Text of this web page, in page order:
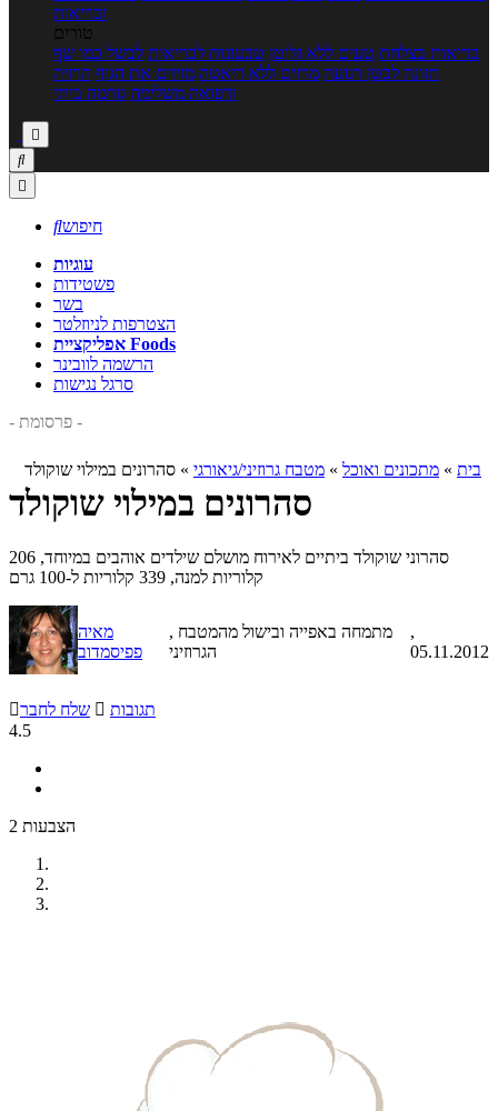
ובריאות
טורים
בריאות בצלחת טעים ללא גלוטן טבעונות לבריאות לבשל כמו שף
תזונה לבטן רגועה מרזים ללא דיאטה מזיזים את הגוף הרזיה
ורפואה משלימה גורמה ביתי



חיפוש
עוגיות
פשטידות
בשר
הצטרפות לניוזלטר
אפליקציית Foods
הרשמה לוובינר
סרגל נגישות
- פרסומת -
בית » מתכונים ואוכל » מטבח גרוזיני/גיאורגי » סהרונים במילוי שוקולד
סהרונים במילוי שוקולד
סהרוני שוקולד ביתיים לאירוח מושלם שילדים אוהבים במיוחד, 206
קלוריות למנה, 339 קלוריות ל-100 גרם
מאיה
פפיסמדוב
, מתמחה באפייה ובישול מהמטבח
הגרוזיני
,
05.11.2012
שלח לחבר  תגובות
4.5
2 הצבעות